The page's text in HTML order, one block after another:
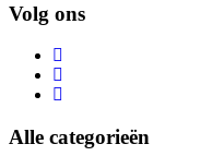
Volg ons
Alle categorieën